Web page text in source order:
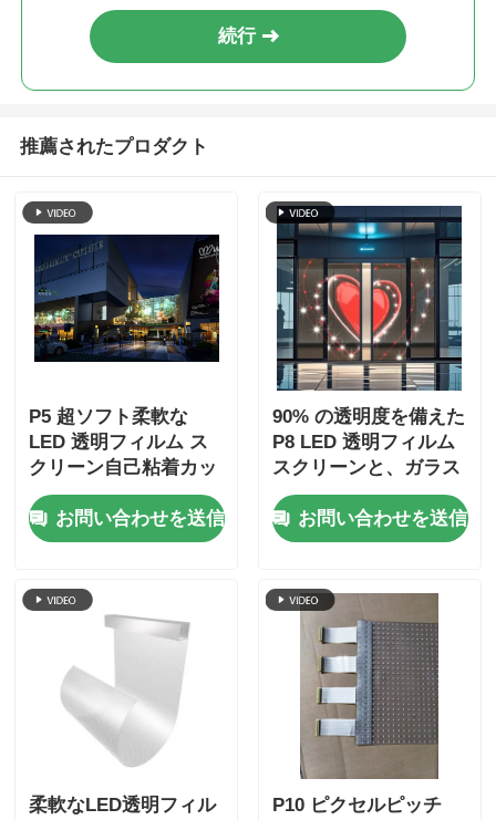
続行
推薦されたプロダクト
P5 超ソフト柔軟な
LED 透明フィルム ス
クリーン自己粘着カッ
ト可能ウィンドウ ディ
スプレイ パネル
お問い合わせを送信
90% の透明度を備えた
P8 LED 透明フィルム
スクリーンと、ガラス
のファサードにシーム
レスに統合するための
超薄型柔軟フィルム
お問い合わせを送信
柔軟なLED透明フィル
P10 ピクセルピッチ